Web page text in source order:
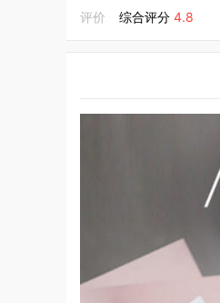
评价 综合评分 4.8